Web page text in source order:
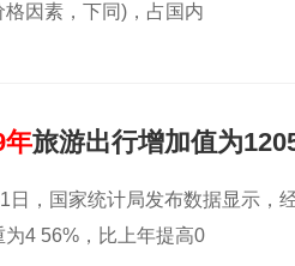
格因素，下同)，占国内
年旅游出行增加值为
日，国家统计局发布数据显示，
为4 56%，比上年提高0